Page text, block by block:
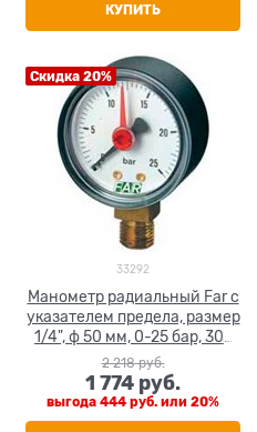
КУПИТЬ
Скидка 20%
33292
Манометр радиальный Far с
указателем предела, размер
1/4", ф 50 мм, 0-25 бар, 30-
120С (FA 2501 R25)
2 218 руб.
1 774 руб.
выгода 444 руб. или 20%